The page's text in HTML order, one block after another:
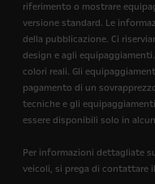
riferimento o mostrare
versione standard. Le
della pubblicazione. Ci
design e agli
colori reali. Gli
pagamento di un
tecniche e gli
essere disponibili solo in
Per informazioni dettagliate
veicoli, si prega di contattare